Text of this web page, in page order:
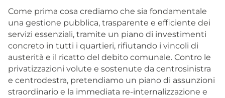
Come prima cosa crediamo che sia fondamentale
una gestione pubblica, trasparente e efficiente dei
servizi essenziali, tramite un piano di investimenti
concreto in tutti i quartieri, rifiutando i vincoli di
austerità e il ricatto del debito comunale. Contro le
privatizzazioni volute e sostenute da centrosinistra
e centrodestra, pretendiamo un piano di assunzioni
straordinario e la immediata re-internalizzazione e